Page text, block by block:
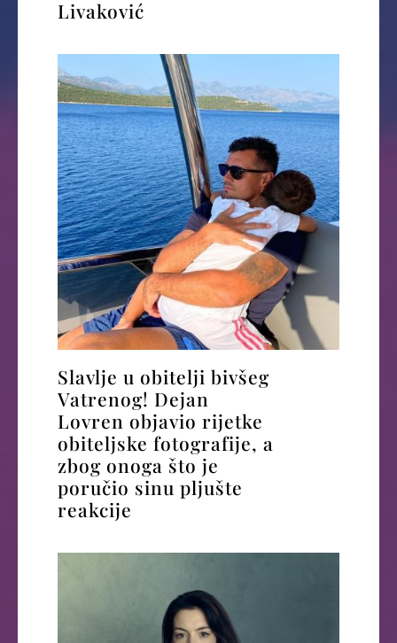
Livaković
Slavlje u obitelji bivšeg
Vatrenog! Dejan
Lovren objavio rijetke
obiteljske fotografije, a
zbog onoga što je
poručio sinu pljušte
reakcije